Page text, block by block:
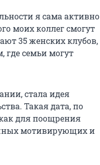
я сама активно
моих коллег смогут
35 женских клубов,
где семьи могут
стала идея
Такая дата, по
для поощрения
мотивирующих и